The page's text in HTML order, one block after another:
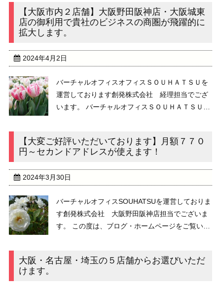
ーチャルオフィスサービスを提供しており、大変
ご好 ...
【大阪市内２店舗】大阪野田阪神店・大阪城東
店の御利用で貴社のビジネスの商圏が飛躍的に
拡大します。
2024年4月2日
バーチャルオフィスオフィスＳＯＵＨＡＴＳＵを
運営しております創発株式会社 経理担当でござ
います。 バーチャルオフィスＳＯＵＨＡＴＳＵ
内1店舗・さいたま市内２店舗の5つの拠 ...
【大変ご好評いただいております】月額７７０
円～セカンドアドレスが使えます！
2024年3月30日
バーチャルオフィスSOUHATSUを運営しておりま
す創発株式会社 大阪野田阪神店担当でございま
す。 この度は、ブログ・ホームページをご覧いた
す。 ２０２６年春、バーチャル ...
大阪・名古屋・埼玉の５店舗からお選びいただ
けます。